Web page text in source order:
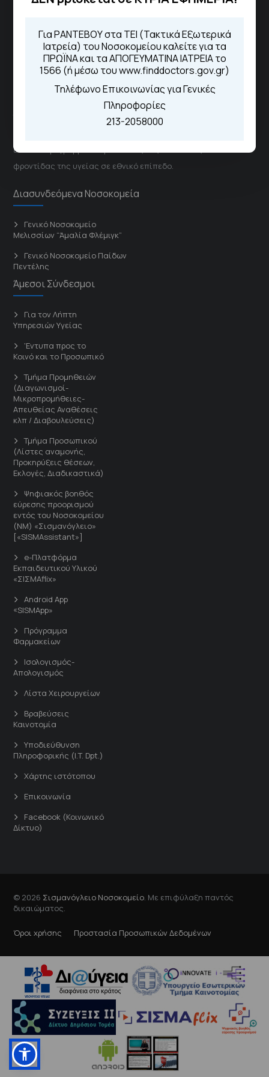
Για ΡΑΝΤΕΒΟΥ στα ΤΕΙ (Τακτικά Εξωτερικά
Ιατρεία) του Νοσοκομείου καλείτε για τα
ΠΡΩΪΝΑ και τα ΑΠΟΓΕΥΜΑΤΙΝΑ ΙΑΤΡΕΙΑ το
1566 (ή μέσω του www.finddoctors.gov.gr)
Τηλέφωνο Επικοινωνίας για Γενικές
Πληροφορίες
213-2058000
App"
ΓΝΑ Νοσοκομείο Σισμανόγλειο - Αμαλία Φλέμιγκ
Το Σισμανόγλειο συνεργάζεται με άλλα νοσηλευτικά
ειδικών προγραμμάτων βελτίωσης της ποιότητας
φροντίδας της υγείας σε εθνικό επίπεδο.
Διασυνδεόμενα Νοσοκομεία
Γενικό Νοσοκομείο
Μελισσίων “Άμαλία Φλέμιγκ”
Γενικό Νοσοκομείο Παίδων
Πεντέλης
Άμεσοι Σύνδεσμοι
Για τον Λήπτη
Υπηρεσιών Υγείας
'Εντυπα προς το
Κοινό και το Προσωπικό
Τμήμα Προμηθειών
(Διαγωνισμοί-
Μικροπρομήθειες-
Απευθείας Αναθέσεις
κλπ / Διαβουλεύσεις)
Τμήμα Προσωπικού
(Λίστες αναμονής,
Προκηρύξεις θέσεων,
Εκλογές, Διαδικαστικά)
Ψηφιακός βοηθός
εύρεσης προορισμού
εντός του Νοσοκομείου
(ΝΜ) «Σισμανόγλειο»
[«SISMAssistant»]
e-Πλατφόρμα
Εκπαιδευτικού Υλικού
«ΣΙΣΜΑflix»
Android App
«SISMApp»
Πρόγραμμα
Φαρμακείων
Ισολογισμός-
Απολογισμός
Λίστα Χειρουργείων
Βραβεύσεις
Καινοτομία
Υποδιεύθυνση
Πληροφορικής (I.T. Dpt.)
Χάρτης ιστότοπου
Επικοινωνία
Facebook (Κοινωνικό
Δίκτυο)
© 2026 Σισμανόγλειο Νοσοκομείο . Με επιφύλαξη παντός
δικαιώματος.
Όροι χρήσης Προστασία Προσωπικών Δεδομένων